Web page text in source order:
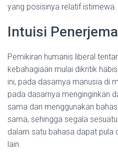
yang posisinya relatif istimewa.
Intuisi
Pemikiran humanis liberal
kebahagiaan mulai dikritik
ini, pada dasarnya manusia di
pada dasarnya menginginkan
sama dan menggunakan
sama, sehingga segala
dalam satu bahasa dapat pula
lain.